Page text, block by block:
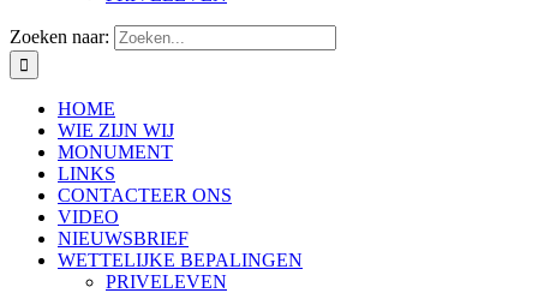
Zoeken naar:
HOME
WIE ZIJN WIJ
MONUMENT
LINKS
CONTACTEER ONS
VIDEO
NIEUWSBRIEF
WETTELIJKE BEPALINGEN
PRIVELEVEN